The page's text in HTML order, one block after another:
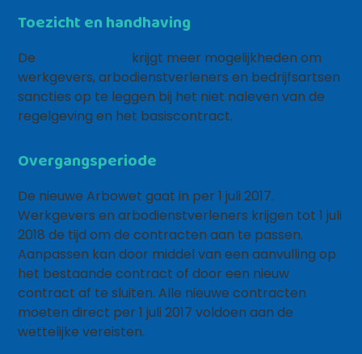
Toezicht en handhaving
De
krijgt meer mogelijkheden om
werkgevers, arbodienstverleners en bedrijfsartsen
sancties op te leggen bij het niet naleven van de
regelgeving en het basiscontract.
Overgangsperiode
De nieuwe Arbowet gaat in per 1 juli 2017.
Werkgevers en arbodienstverleners krijgen tot 1 juli
2018 de tijd om de contracten aan te passen.
Aanpassen kan door middel van een aanvulling op
het bestaande contract of door een nieuw
contract af te sluiten. Alle nieuwe contracten
moeten direct per 1 juli 2017 voldoen aan de
wettelijke vereisten.